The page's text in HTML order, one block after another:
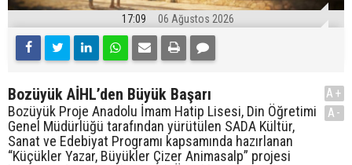
17:09 06 Ağustos 2026
Bozüyük AİHL’den Büyük Başarı
Bozüyük Proje Anadolu İmam Hatip Lisesi, Din Öğretimi
Genel Müdürlüğü tarafından yürütülen SADA Kültür,
Sanat ve Edebiyat Programı kapsamında hazırlanan
“Küçükler Yazar, Büyükler Çizer Animasalp” projesi
A+
A-